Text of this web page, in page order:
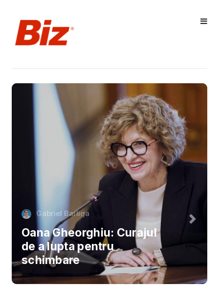
Gabriel Barliga
Oana Gheorghiu: Curajul
de a lupta pentru
schimbare